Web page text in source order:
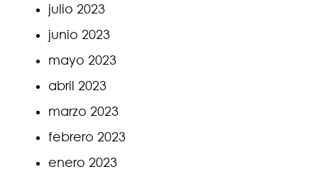
julio 2023
junio 2023
mayo 2023
abril 2023
marzo 2023
febrero 2023
enero 2023